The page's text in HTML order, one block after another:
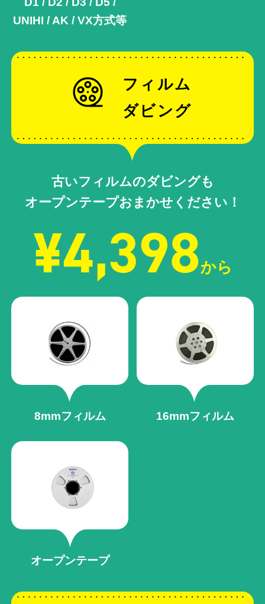
UNIHI / AK /VX方式等
フィルム
ダビング
古いフィルムのダビングも
オープンテープおまかせください！
¥4,398から
8mmフィルム 16mmフィルム
オープンテープ